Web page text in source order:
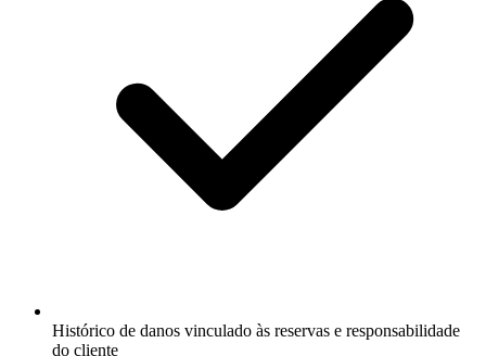
Histórico de danos vinculado às reservas e responsabilidade
do cliente